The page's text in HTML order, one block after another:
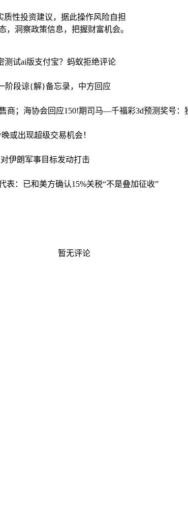
性投资建议，据此操作风险自担
洞察政策信息，把握财富机会。
试ai版支付宝？蚂蚁拒绝评论
阶段谅{解}备忘录，中方回应
商；海协会回应150!期司马—千福彩3d预测奖号：
或出现超级交易机会！
伊朗军事目标发动打击
表：已和美方确认15%关税“不是叠加征收”
暂无评论